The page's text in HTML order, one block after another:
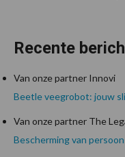
Recente
Van onze partner Innovi
Beetle veegrobot: jouw
Van onze partner The
Bescherming van